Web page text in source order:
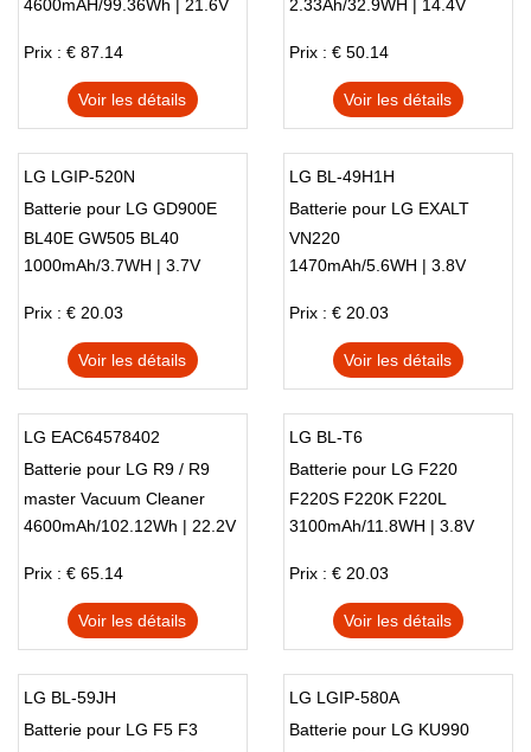
4600mAH/99.36Wh | 21.6V
Prix : € 87.14
Voir les détails
VR655X
2.33Ah/32.9WH | 14.4V
Prix : € 50.14
Voir les détails
LG LGIP-520N
Batterie pour LG GD900E
BL40E GW505 BL40
1000mAh/3.7WH | 3.7V
Prix : € 20.03
Voir les détails
LG BL-49H1H
Batterie pour LG EXALT
VN220
1470mAh/5.6WH | 3.8V
Prix : € 20.03
Voir les détails
LG EAC64578402
Batterie pour LG R9 / R9
master Vacuum Cleaner
4600mAh/102.12Wh | 22.2V
Prix : € 65.14
Voir les détails
LG BL-T6
Batterie pour LG F220
F220S F220K F220L
3100mAh/11.8WH | 3.8V
Prix : € 20.03
Voir les détails
LG BL-59JH
Batterie pour LG F5 F3
LG LGIP-580A
Batterie pour LG KU990